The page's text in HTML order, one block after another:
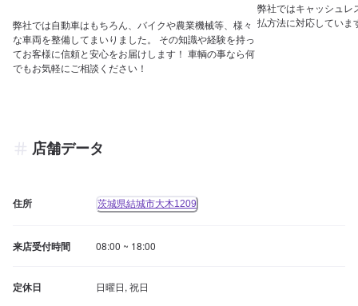
弊社では自動車はもちろん、バイクや農業機械等、様々
な車両を整備してまいりました。 その知識や経験を持っ
てお客様に信頼と安心をお届けします！ 車輌の事なら何
でもお気軽にご相談ください！
弊社ではキャッシュレ
払方法に対応していま
店舗データ
住所 茨城県結城市大木1209
来店受付時間 08:00 ~ 18:00
定休日 日曜日, 祝日